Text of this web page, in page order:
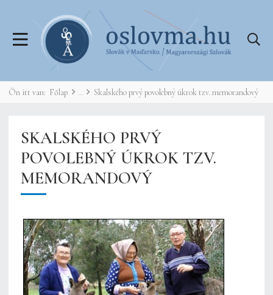
Ön itt van: Főlap Skalského prvý povolebný úkrok tzv. memorandový
SKALSKÉHO PRVÝ
POVOLEBNÝ ÚKROK TZV.
MEMORANDOVÝ